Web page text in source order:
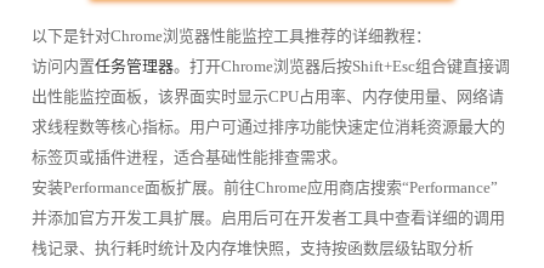
以下是针对Chrome浏览器性能监控工具推荐的详细教程：
访问内置任务管理器。打开Chrome浏览器后按Shift+Esc组合键直接调
出性能监控面板，该界面实时显示CPU占用率、内存使用量、网络请
求线程数等核心指标。用户可通过排序功能快速定位消耗资源最大的
标签页或插件进程，适合基础性能排查需求。
安装Performance面板扩展。前往Chrome应用商店搜索“Performance”
并添加官方开发工具扩展。启用后可在开发者工具中查看详细的调用
栈记录、执行耗时统计及内存堆快照，支持按函数层级钻取分析